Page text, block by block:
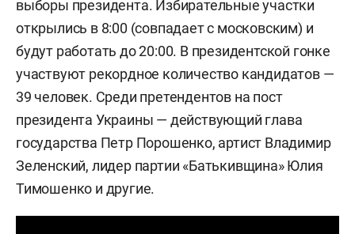
выборы президента. Избирательные участки
открылись в 8:00 (совпадает с московским) и
будут работать до 20:00. В президентской гонке
участвуют рекордное количество кандидатов —
39 человек. Среди претендентов на пост
президента Украины — действующий глава
государства Петр Порошенко, артист Владимир
Зеленский, лидер партии «Батькивщина» Юлия
Тимошенко и другие.